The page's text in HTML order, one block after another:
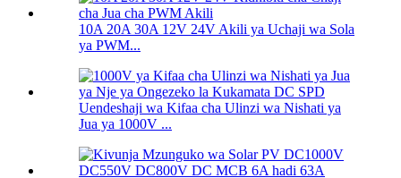
10A 20A 30A 12V 24V Akili ya Uchaji wa Sola
ya PWM...
Uendeshaji wa Kifaa cha Ulinzi wa Nishati ya
Jua ya 1000V ...